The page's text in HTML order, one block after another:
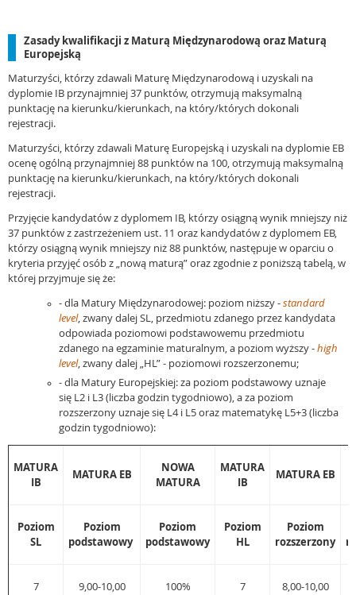
Zasady kwalifikacji z Maturą Międzynarodową oraz Maturą
Europejską
Maturzyści, którzy zdawali Maturę Międzynarodową i uzyskali na
dyplomie IB przynajmniej 37 punktów, otrzymują maksymalną
punktację na kierunku/kierunkach, na który/których dokonali
rejestracji.
Maturzyści, którzy zdawali Maturę Europejską i uzyskali na dyplomie EB
ocenę ogólną przynajmniej 88 punktów na 100, otrzymują maksymalną
punktację na kierunku/kierunkach, na który/których dokonali
rejestracji.
Przyjęcie kandydatów z dyplomem IB, którzy osiągną wynik mniejszy niż
37 punktów z zastrzeżeniem ust. 11 oraz kandydatów z dyplomem EB,
którzy osiągną wynik mniejszy niż 88 punktów, następuje w oparciu o
kryteria przyjęć osób z „nową maturą” oraz zgodnie z poniższą tabelą, w
której przyjmuje się że:
- dla Matury Międzynarodowej: poziom niższy -standard
level, zwany dalej SL, przedmiotu zdanego przez kandydata
odpowiada poziomowi podstawowemu przedmiotu
zdanego na egzaminie maturalnym, a poziom wyższy -high
level, zwany dalej „HL” - poziomowi rozszerzonemu;
- dla Matury Europejskiej: za poziom podstawowy uznaje
się L2 i L3 (liczba godzin tygodniowo), a za poziom
rozszerzony uznaje się L4 i L5 oraz matematykę L5+3 (liczba
godzin tygodniowo):
MATURA
IB
MATURA EB
NOWA
MATURA
MATURA
IB
MATURA EB
Poziom
SL
Poziom
podstawowy
Poziom
podstawowy
Poziom
HL
Poziom
rozszerzony
7 9,00-10,00 100% 7 8,00-10,00